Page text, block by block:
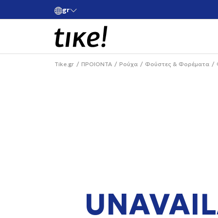
grΚάνε εγγραφή και κέρδισε -10% στην πρώτη σου
Tike.gr ΠΡΟΙΟΝΤΑ Ρούχα Φούστες & Φορέματα